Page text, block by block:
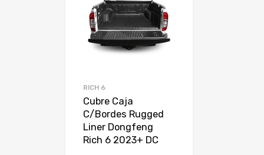
RICH 6
Cubre Caja
C/Bordes Rugged
Liner Dongfeng
Rich 6 2023+ DC